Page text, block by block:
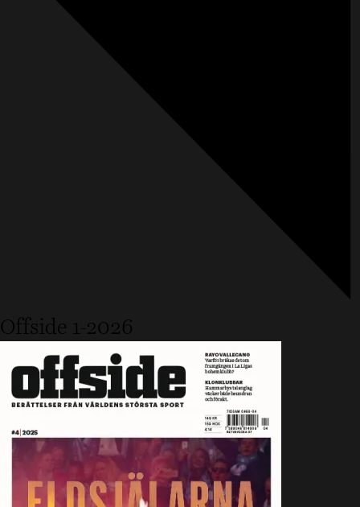
Offside 1-2026